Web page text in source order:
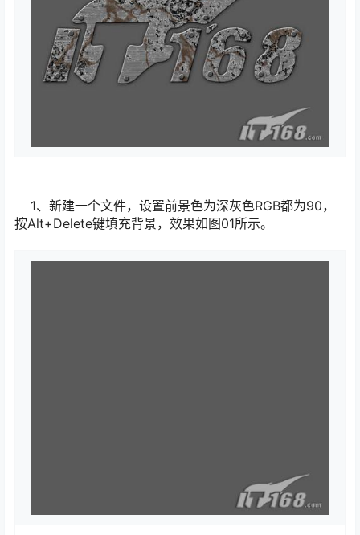
1、新建一个文件，设置前景色为深灰色RGB都为90，
按Alt+Delete键填充背景，效果如图01所示。